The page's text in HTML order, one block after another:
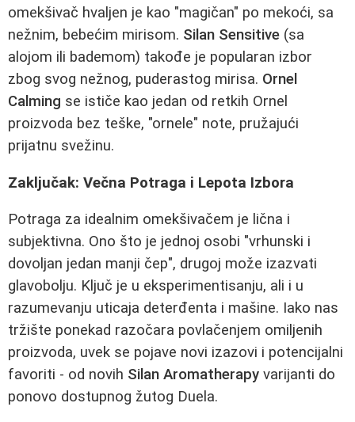
omekšivač hvaljen je kao "magičan" po mekoći, sa
nežnim, bebećim mirisom. Silan Sensitive (sa
alojom ili bademom) takođe je popularan izbor
zbog svog nežnog, puderastog mirisa. Ornel
Calming se ističe kao jedan od retkih Ornel
proizvoda bez teške, "ornele" note, pružajući
prijatnu svežinu.
Zaključak: Večna Potraga i Lepota Izbora
Potraga za idealnim omekšivačem je lična i
subjektivna. Ono što je jednoj osobi "vrhunski i
dovoljan jedan manji čep", drugoj može izazvati
glavobolju. Ključ je u eksperimentisanju, ali i u
razumevanju uticaja deterđenta i mašine. Iako nas
tržište ponekad razočara povlačenjem omiljenih
proizvoda, uvek se pojave novi izazovi i potencijalni
favoriti - od novih Silan Aromatherapy varijanti do
ponovo dostupnog žutog Duela.